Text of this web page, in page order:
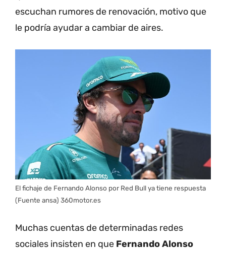
escuchan rumores de renovación, motivo que
le podría ayudar a cambiar de aires.
El fichaje de Fernando Alonso por Red Bull ya tiene respuesta
(Fuente ansa) 360motor.es
Muchas cuentas de determinadas redes
sociales insisten en que Fernando Alonso